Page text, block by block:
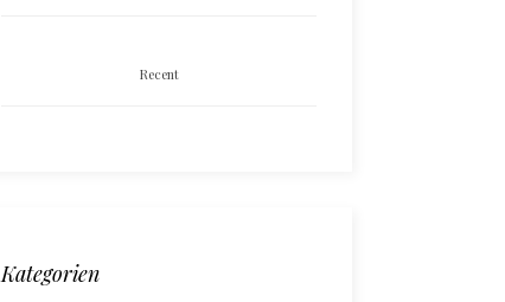
Recent
Kategorien